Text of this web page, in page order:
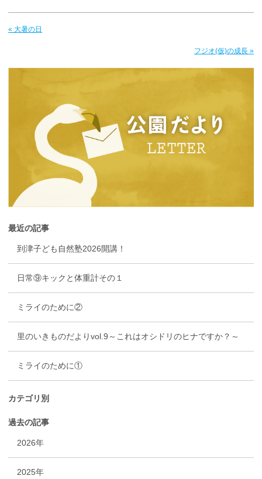
« 大暑の日
フジオ(仮)の成長 »
最近の記事
到津子ども自然塾2026開講！
日常⑨キックと体重計その１
ミライのために②
里のいきものだよりvol.9～これはオシドリのヒナですか？～
ミライのために①
カテゴリ別
過去の記事
2026年
2025年